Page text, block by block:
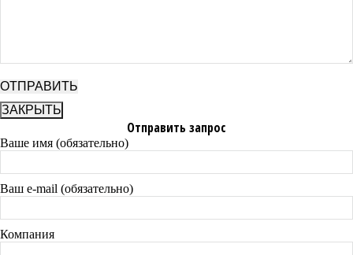
ЗАКРЫТЬ
Отправить запрос
Ваше имя (обязательно)
Ваш e-mail (обязательно)
Компания